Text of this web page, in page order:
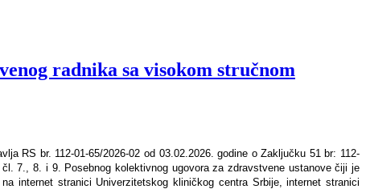
radnika sa visokom stručnom
RS br. 112-01-65/2026-02 od 03.02.2026. godine o Zaključku 51 br: 112-
7., 8. i 9. Posebnog kolektivnog ugovora za zdravstvene ustanove čiji je
internet stranici Univerzitetskog kliničkog centra Srbije, internet stranici